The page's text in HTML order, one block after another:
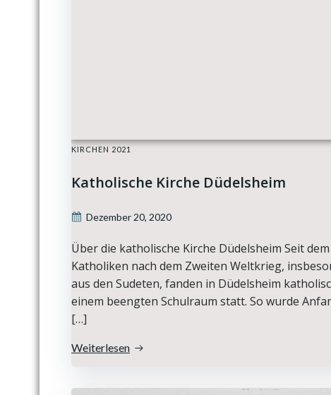
KIRCHEN 2021
Katholische Kirche Düdelsheim
Dezember 20, 2020
Über die katholische Kirche Düdelsheim Seit
Katholiken nach dem Zweiten Weltkrieg,
aus den Sudeten, fanden in Düdelsheim
einem beengten Schulraum statt. So wurde
[…]
Weiterlesen